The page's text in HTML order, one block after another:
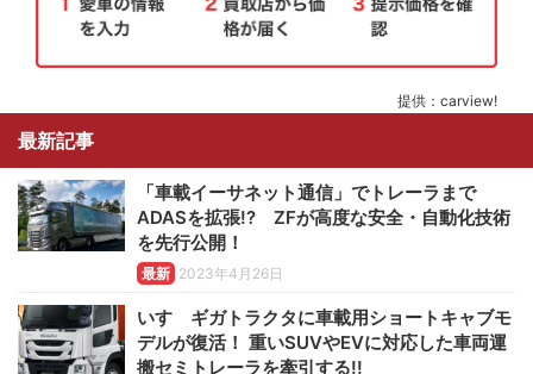
提供：carview!
最新記事
「車載イーサネット通信」でトレーラまで
ADASを拡張!? ZFが高度な安全・自動化技術
を先行公開！
最新 2023年4月26日
いすゞギガトラクタに車載用ショートキャブモ
デルが復活！ 重いSUVやEVに対応した車両運
搬セミトレーラを牽引する!!